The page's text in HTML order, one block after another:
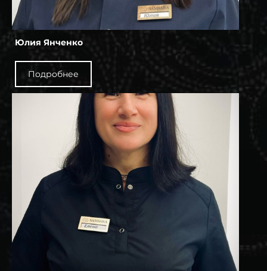
Юлия Янченко
Подробнее